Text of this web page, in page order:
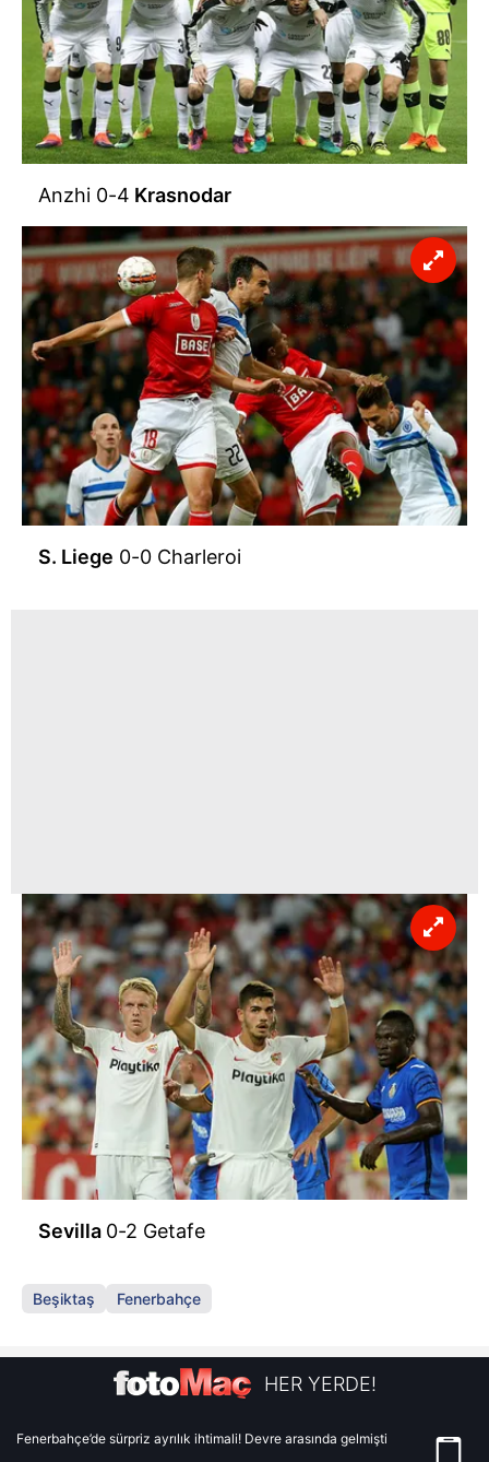
Anzhi 0-4 Krasnodar
S. Liege 0-0 Charleroi
Sevilla 0-2 Getafe
Beşiktaş Fenerbahçe
HER YERDE!
Fenerbahçe’de sürpriz ayrılık ihtimali! Devre arasında gelmişti